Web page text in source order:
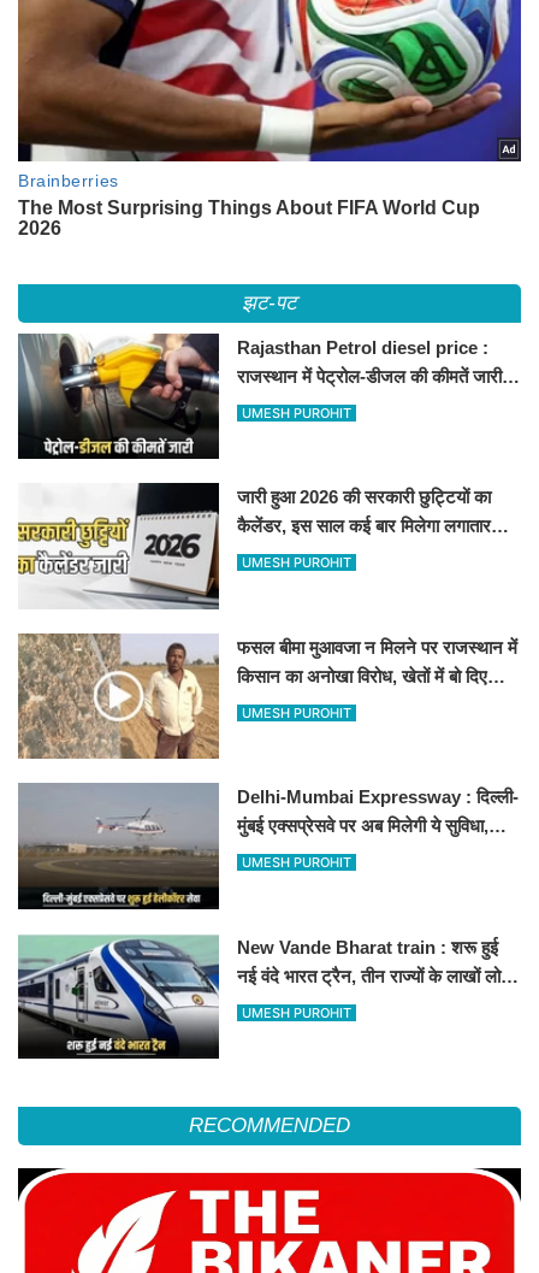
झट-पट
Rajasthan Petrol diesel price :
राजस्थान में पेट्रोल-डीजल की कीमतें जारी,
जानिए बीकानेर समेत पुरे प्रदेश में नए रेट
UMESH PUROHIT
जारी हुआ 2026 की सरकारी छुट्टियों का
कैलेंडर, इस साल कई बार मिलेगा लगातार
अवकाश, देखें
UMESH PUROHIT
फसल बीमा मुआवजा न मिलने पर राजस्थान में
किसान का अनोखा विरोध, खेतों में बो दिए
500-500 रुपए के नोट, वीडियो वायरल
UMESH PUROHIT
Delhi-Mumbai Expressway : दिल्ली-
मुंबई एक्सप्रेसवे पर अब मिलेगी ये सुविधा,
हेलीकॉप्टर सर्विस से तुरंत घायल पहुंचेगा
UMESH PUROHIT
New Vande Bharat train : शरू हुई
नई वंदे भारत ट्रैन, तीन राज्यों के लाखों लोगों
का सफर होगा आसान, देखें पूरा रूटमैप
UMESH PUROHIT
RECOMMENDED